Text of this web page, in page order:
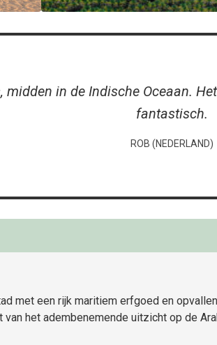
in de Indische Oceaan.
fantastisch.
ROB (NEDERLAND)
met een rijk maritiem erfgoed en
het adembenemende uitzicht op de